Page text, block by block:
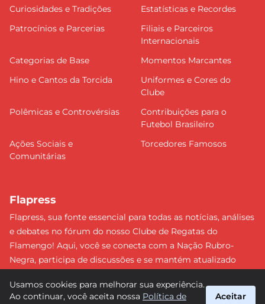
Curiosidades e Tradições
Estatísticas e Recordes
Patrocínios e Parcerias
Filiais e Parceiros
Internacionais
Categorias de Base
Momentos Marcantes
Hino e Cantos da Torcida
Uniformes e Cores do
Clube
Polêmicas e Controvérsias
Contribuições para o
Futebol Brasileiro
Ações Sociais e
Comunitárias
Torcedores Famosos
Flapress
Flapress, sua fonte essencial para todas as notícias, análises
e debates no fórum do nosso Clube de Regatas do
Flamengo! Aqui, você se conecta com a Nação Rubro-
Negra, participa de discussões e se mantém atualizado
lance e esteja sempre à frente, junto da torcida mais
Usamos cookies para melhorar sua experiência.
Ao continuar, você aceita nossa Política de
Aceitar